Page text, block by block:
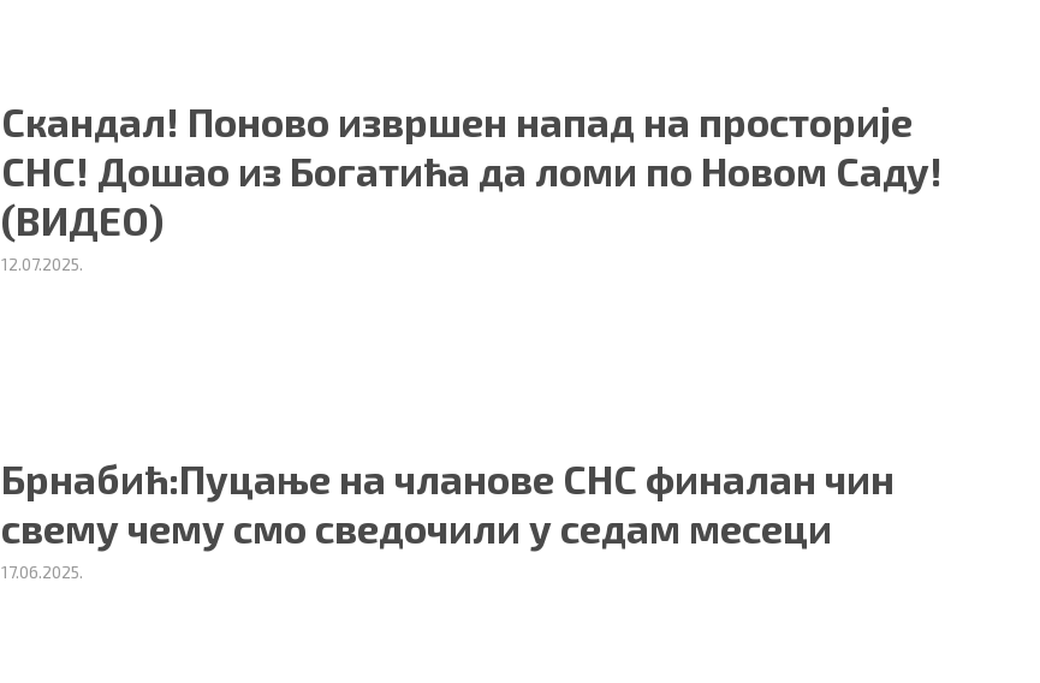
Скандал! Поново извршен напад на просторије
СНС! Дошао из Богатића да ломи по Новом Саду!
(ВИДЕО)
12.07.2025.
Брнабић:Пуцање на чланове СНС финалан чин
свему чему смо сведочили у седам месеци
17.06.2025.